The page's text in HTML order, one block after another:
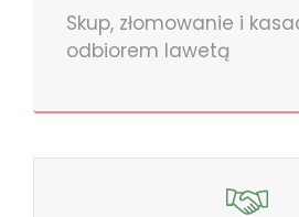
Skup, złomowanie i
odbiorem lawetą